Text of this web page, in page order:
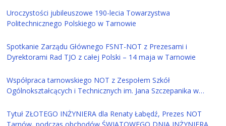
Uroczystości jubileuszowe 190-lecia Towarzystwa
Politechnicznego Polskiego w Tarnowie
Spotkanie Zarządu Głównego FSNT-NOT z Prezesami i
Dyrektorami Rad TJO z całej Polski – 14 maja w Tarnowie
Współpraca tarnowskiego NOT z Zespołem Szkół
Ogólnokształcących i Technicznych im. Jana Szczepanika w
Tytuł ZŁOTEGO INŻYNIERA dla Renaty Łabędź, Prezes NOT